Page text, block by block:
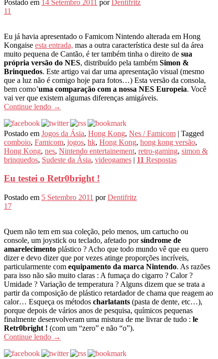
Postado em 14 Setembro 2011 por Dentifritz
11
Eu já havia apresentado o Famicom Nintendo alterada em Hong
Kongaise esta entrada, mas a outra característica deste sul da área
muito pequena de Cantão, é ter também tinha o direito de sua
própria versão do NES, distribuído pela também Simon &
Brinquedos. Este artigo vai dar uma apresentação visual (mesmo
que a luz não é comigo hoje para fotos…) Esta versão da consola,
bem como’uma comparação com a nossa NES Europeia. Você
vai ver que existem algumas diferenças amigáveis.
Continue lendo →
Postado em Jogos da Ásia, Hong Kong, Nes / Famicom | Tagged
comboio, Famicom, jogos, hk, Hong Kong, hong kong versão,
Hong Kong, nes, Nintendo entertainement, retro-gaming, simon &
brinquedos, Sudeste da Ásia, videogames | 11 Respostas
Eu testei o Retr0bright !
Postado em 5 Setembro 2011 porDentifritz
17
Quem não tem em sua coleção, pelo menos, um cartucho ou
console, um joystick ou teclado, afetado porsíndrome de
amarelecimento plástico ? Acho que todo mundo vê que eu quero
dizer e devo dizer que por vezes atinge proporções incríveis,
particularmente com equipamento da marca Nintendo. As razões
para isso não são muito claras : A fumaça do cigarro ? Calor ?
Umidade ? Variação de temperatura ? Alguns dizem que se trata a
partir da composição de plástico retardador de chama que reagem ao
calor… Esqueça os métodos charlatants (pasta de dente, etc…),
porque depois de vários anos de pesquisa, químicos pequenas
finalmente desenvolveram uma mistura de me livrar de tudo : le
Retr0bright ! (com um “zero” e não “o”).
Continue lendo →